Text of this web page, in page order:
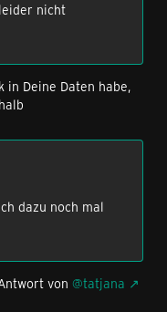
nicht
in Deine Daten habe,
dazu noch mal
von @tatjana